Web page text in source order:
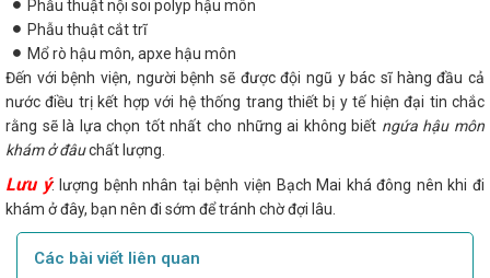
Phẫu thuật nội soi polyp hậu môn
Phẫu thuật cắt trĩ
Mổ rò hậu môn, apxe hậu môn
Đến với bệnh viện, người bệnh sẽ được đội ngũ y bác sĩ hàng đầu cả
nước điều trị kết hợp với hệ thống trang thiết bị y tế hiện đại tin chắc
rằng sẽ là lựa chọn tốt nhất cho những ai không biết ngứa hậu môn
khám ở đâuchất lượng.
Lưu ý: lượng bệnh nhân tại bệnh viện Bạch Mai khá đông nên khi đi
khám ở đây, bạn nên đi sớm để tránh chờ đợi lâu.
Các bài viết liên quan